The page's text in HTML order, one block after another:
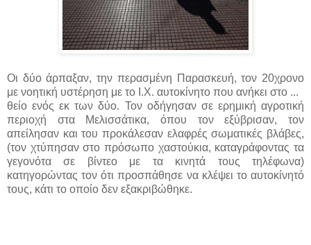
Οι δύο άρπαξαν, την περασμένη Παρασκευή, τον 20χρονο
με νοητική υστέρηση με το Ι.Χ. αυτοκίνητο που ανήκει στο ...
θείο ενός εκ των δύο. Τον οδήγησαν σε ερημική αγροτική
περιοχή στα Μελισσάτικα, όπου τον εξύβρισαν, τον
απείλησαν και του προκάλεσαν ελαφρές σωματικές βλάβες,
(τον χτύπησαν στο πρόσωπο χαστούκια, καταγράφοντας τα
γεγονότα σε βίντεο με τα κινητά τους τηλέφωνα)
κατηγορώντας τον ότι προσπάθησε να κλέψει το αυτοκίνητό
τους, κάτι το οποίο δεν εξακριβώθηκε.